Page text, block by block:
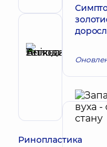
Хірург
Ринопластика